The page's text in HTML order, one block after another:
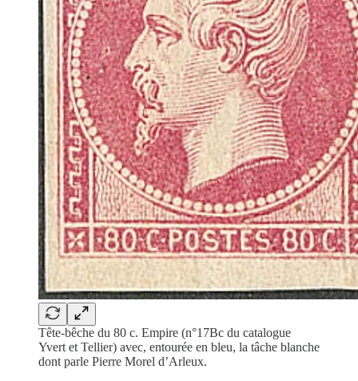
Tête-bêche du 80 c. Empire (n°17Bc du catalogue
Yvert et Tellier) avec, entourée en bleu, la tâche blanche
dont parle Pierre Morel d’Arleux.